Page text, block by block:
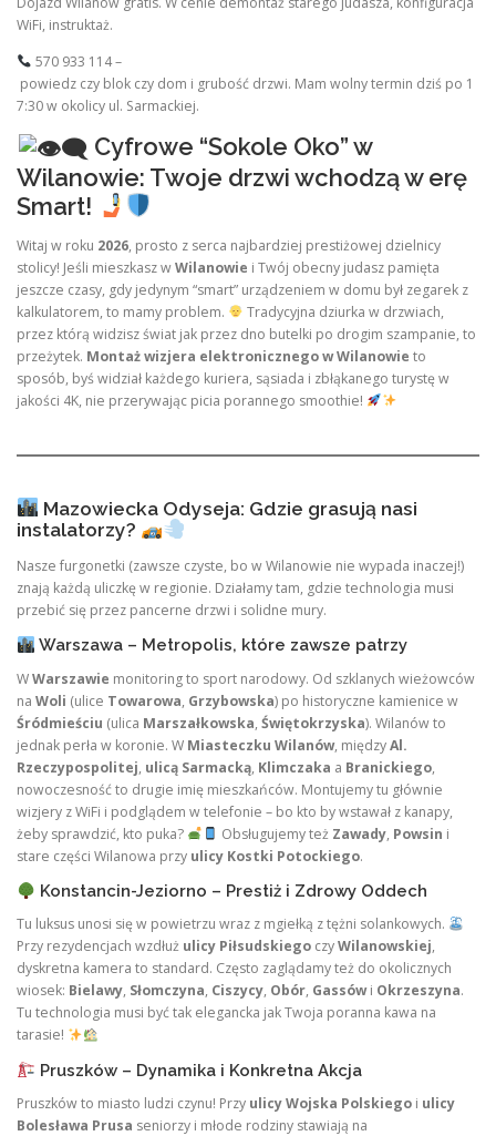
WiFi, instruktaż.
570 933 114 –
powiedz czy blok czy dom i grubość drzwi. Mam wolny termin dziś po 1
7:30 w okolicy ul. Sarmackiej.
Cyfrowe “Sokole Oko” w
Wilanowie: Twoje drzwi wchodzą w erę
Smart!
Witaj w roku 2026, prosto z serca najbardziej prestiżowej dzielnicy
stolicy! Jeśli mieszkasz wWilanowie i Twój obecny judasz pamięta
jeszcze czasy, gdy jedynym “smart” urządzeniem w domu był zegarek z
kalkulatorem, to mamy problem.
Tradycyjna dziurka w drzwiach,
przez którą widzisz świat jak przez dno butelki po drogim szampanie, to
przeżytek. Montaż wizjera elektronicznego w Wilanowie to
sposób, byś widział każdego kuriera, sąsiada i zbłąkanego turystę w
jakości 4K, nie przerywając picia porannego smoothie!
Mazowiecka Odyseja: Gdzie grasują nasi
instalatorzy?
Nasze furgonetki (zawsze czyste, bo w Wilanowie nie wypada inaczej!)
znają każdą uliczkę w regionie. Działamy tam, gdzie technologia musi
przebić się przez pancerne drzwi i solidne mury.
Warszawa – Metropolis, które zawsze patrzy
WWarszawie monitoring to sport narodowy. Od szklanych wieżowców
na Woli (ulice Towarowa, Grzybowska) po historyczne kamienice w
Śródmieściu (ulica Marszałkowska, Świętokrzyska). Wilanów to
jednak perła w koronie. W Miasteczku Wilanów, międzyAl.
Rzeczypospolitej, ulicą Sarmacką, Klimczaka a Branickiego,
nowoczesność to drugie imię mieszkańców. Montujemy tu głównie
wizjery z WiFi i podglądem w telefonie – bo kto by wstawał z kanapy,
żeby sprawdzić, kto puka?
Obsługujemy też Zawady, Powsin i
stare części Wilanowa przy ulicy Kostki Potockiego.
Konstancin-Jeziorno – Prestiż i Zdrowy Oddech
Tu luksus unosi się w powietrzu wraz z mgiełką z tężni solankowych.
Przy rezydencjach wzdłuż ulicy Piłsudskiego czyWilanowskiej,
dyskretna kamera to standard. Często zaglądamy też do okolicznych
wiosek: Bielawy, Słomczyna, Ciszycy, Obór, Gassówi Okrzeszyna.
Tu technologia musi być tak elegancka jak Twoja poranna kawa na
tarasie!
Pruszków – Dynamika i Konkretna Akcja
Pruszków to miasto ludzi czynu! Przy ulicy Wojska Polskiego i ulicy
Bolesława Prusa seniorzy i młode rodziny stawiają na